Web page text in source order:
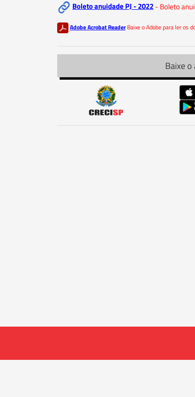
Boleto anuidade PJ - 2022- Boleto
Adobe Acrobat Reader Baixe o Adobe para ler os
Baixe